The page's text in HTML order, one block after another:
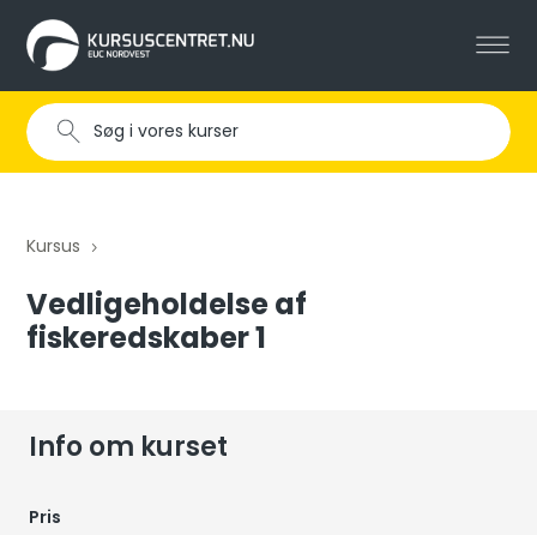
Kursus 5
Vedligeholdelse af
fiskeredskaber 1
Info om kurset
Pris